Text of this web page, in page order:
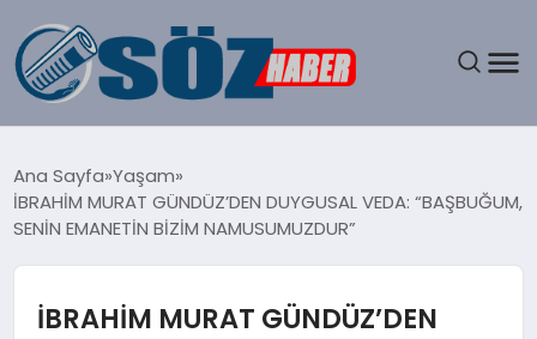
SPOR
Ana Sayfa Yaşam
İBRAHİM MURAT GÜNDÜZ’DEN DUYGUSAL VEDA: “BAŞBUĞUM,
SENİN EMANETİN BİZİM NAMUSUMUZDUR”
İBRAHİM MURAT GÜNDÜZ’DEN